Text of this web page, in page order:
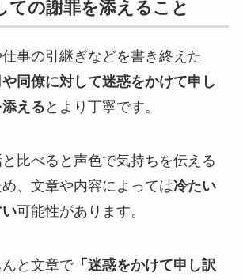
ての謝罪を添えること
事の引継ぎなどを書き終えた
同僚に対して迷惑をかけて申し
える とより丁寧です。
比べると声色で気持ちを伝える
、文章や内容によっては冷たい
可能性があります。
と文章で「迷惑をかけて申し訳